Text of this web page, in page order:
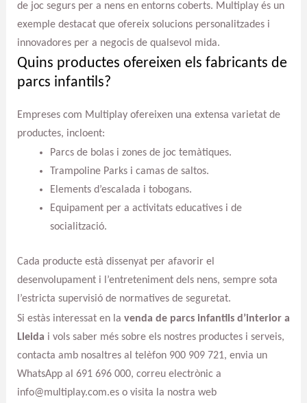
de joc segurs per a nens en entorns coberts. Multiplay és un
exemple destacat que ofereix solucions personalitzades i
innovadores per a negocis de qualsevol mida.
Quins productes ofereixen els fabricants de
parcs infantils?
Empreses com Multiplay ofereixen una extensa varietat de
productes, incloent:
Parcs de bolas i zones de joc temàtiques.
Trampoline Parks i camas de saltos.
Elements d’escalada i tobogans.
Equipament per a activitats educatives i de
socialització.
Cada producte està dissenyat per afavorir el
desenvolupament i l’entreteniment dels nens, sempre sota
l’estricta supervisió de normatives de seguretat.
Si estàs interessat en la venda de parcs infantils d’interior a
Lleida i vols saber més sobre els nostres productes i serveis,
contacta amb nosaltres al telèfon 900 909 721, envia un
WhatsApp al 691 696 000, correu electrònic a
info@multiplay.com.es o visita la nostra web